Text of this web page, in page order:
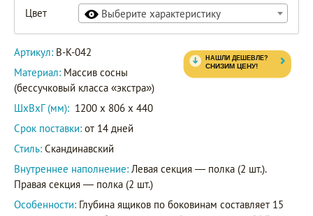
Цвет Выберите характеристику
Артикул: В-К-042
Материал: Массив сосны
(бессучковый класса «экстра»)
ШxВxГ (мм): 1200 x 806 x 440
Срок поставки: от 14 дней
Стиль: Скандинавский
Внутреннее наполнение: Левая секция — полка (2 шт.).
Правая секция — полка (2 шт.)
Особенности: Глубина ящиков по боковинам составляет 15